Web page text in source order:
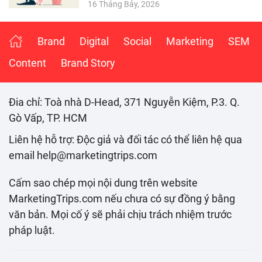
16 Tháng Bảy, 2026
Brand Digital Social Marketing
SEM
Content
Brand Story
Đia chỉ: Toà nhà D-Head, 371 Nguyễn Kiệm, P.3. Q.
Gò Vấp, TP. HCM
Liên hệ hỗ trợ: Độc giả và đối tác có thể liên hệ qua
email help@marketingtrips.com
Cấm sao chép mọi nội dung trên website
MarketingTrips.com nếu chưa có sự đồng ý bằng
văn bản. Mọi cố ý sẽ phải chịu trách nhiệm trước
pháp luật.